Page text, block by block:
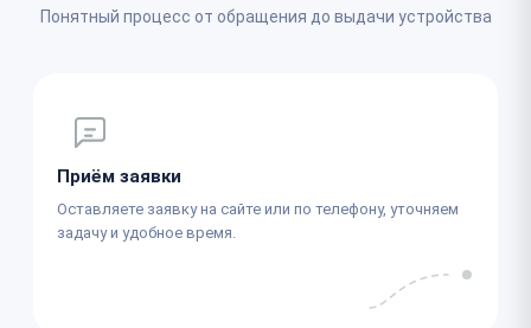
Понятный процесс от обращения до выдачи устройства
Приём заявки
Оставляете заявку на сайте или по телефону, уточняем
задачу и удобное время.